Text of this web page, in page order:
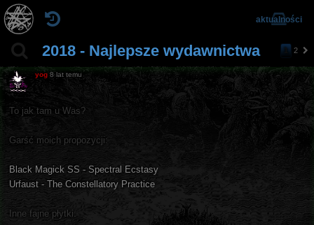
2018 - Najlepsze wydawnictwa 1
2
a
st
p
a
aktualności
yog 8 lat temu
To jak tam u Was?
Garść moich propozycji:
Black Magick SS - Spectral Ecstasy
Urfaust - The Constellatory Practice
Inne fajne płytki: